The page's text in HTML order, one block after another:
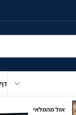
אזל מהמלאי